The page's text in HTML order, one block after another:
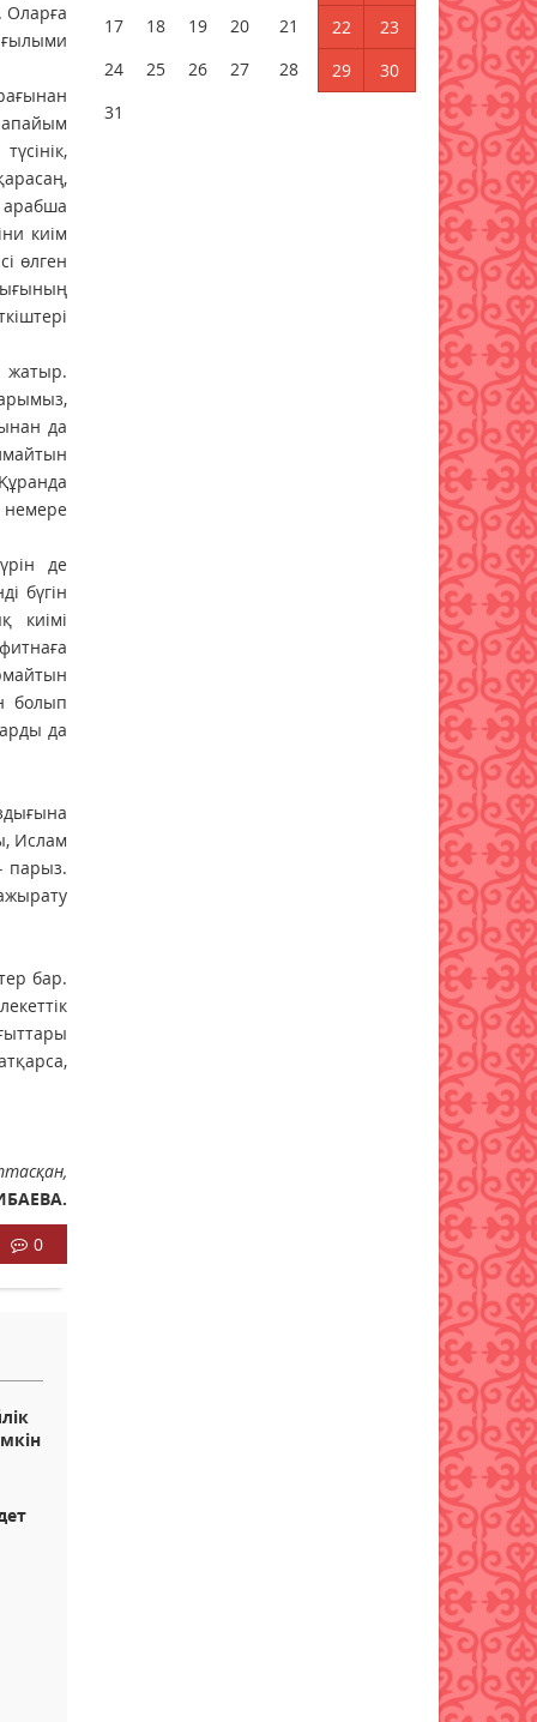
Оларға
киім
өлген
жатыр.
да
де
бүгін
киімі
болып
да
Ислам
парыз.
бар.
0
Дәрігер анемияның
жасырын белгілерін атады
17
18 19 20 21 22
23
24
25 26 27 28 29
30
31